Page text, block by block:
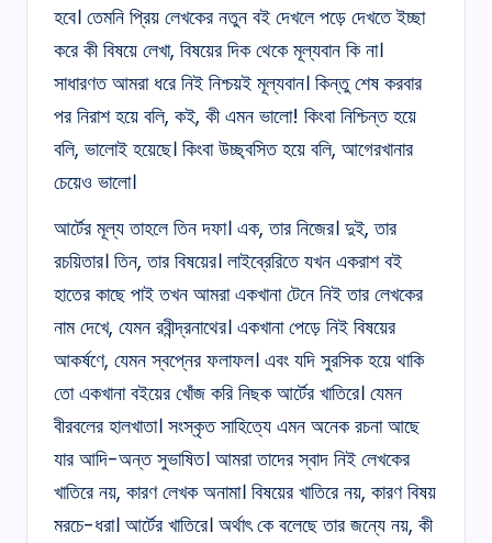
হবে। তেমনি প্রিয় লেখকের নতুন বই দেখলে পড়ে দেখতে ইচ্ছা
করে কী বিষয়ে লেখা, বিষয়ের দিক থেকে মূল্যবান কি না।
সাধারণত আমরা ধরে নিই নিশ্চয়ই মূল্যবান। কিন্তু শেষ করবার
পর নিরাশ হয়ে বলি, কই, কী এমন ভালো! কিংবা নিশ্চিন্ত হয়ে
বলি, ভালোই হয়েছে। কিংবা উচ্ছ্বসিত হয়ে বলি, আগেরখানার
চেয়েও ভালো।
আর্টের মূল্য তাহলে তিন দফা। এক, তার নিজের। দুই, তার
রচয়িতার। তিন, তার বিষয়ের। লাইব্রেরিতে যখন একরাশ বই
হাতের কাছে পাই তখন আমরা একখানা টেনে নিই তার লেখকের
নাম দেখে, যেমন রবীন্দ্রনাথের। একখানা পেড়ে নিই বিষয়ের
আকর্ষণে, যেমন স্বপ্নের ফলাফল। এবং যদি সুরসিক হয়ে থাকি
তো একখানা বইয়ের খোঁজ করি নিছক আর্টের খাতিরে। যেমন
বীরবলের হালখাতা। সংস্কৃত সাহিত্যে এমন অনেক রচনা আছে
যার আদি-অন্ত সুভাষিত। আমরা তাদের স্বাদ নিই লেখকের
খাতিরে নয়, কারণ লেখক অনামা। বিষয়ের খাতিরে নয়, কারণ বিষয়
মরচে-ধরা। আর্টের খাতিরে। অর্থাৎ কে বলেছে তার জন্যে নয়, কী